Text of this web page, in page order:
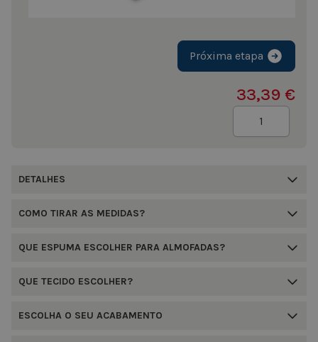
Próxima etapa
33,39 €
Quantidade
DETALHES
COMO TIRAR AS MEDIDAS?
QUE ESPUMA ESCOLHER PARA ALMOFADAS?
QUE TECIDO ESCOLHER?
ESCOLHA O SEU ACABAMENTO